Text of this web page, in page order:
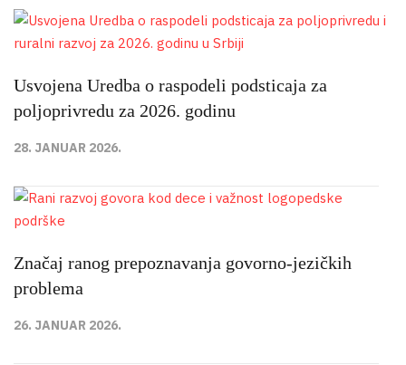
Usvojena Uredba o raspodeli podsticaja za
poljoprivredu za 2026. godinu
28. JANUAR 2026.
Značaj ranog prepoznavanja govorno-jezičkih
problema
26. JANUAR 2026.